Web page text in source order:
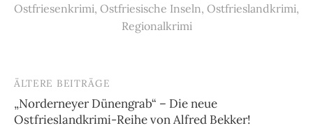
Ostfriesenkrimi, Ostfriesische Inseln, Ostfrieslandkrimi,
Regionalkrimi
Beitragsnavigation
ÄLTERE BEITRÄGE
„Norderneyer Dünengrab“ – Die neue
Ostfrieslandkrimi-Reihe von Alfred Bekker!